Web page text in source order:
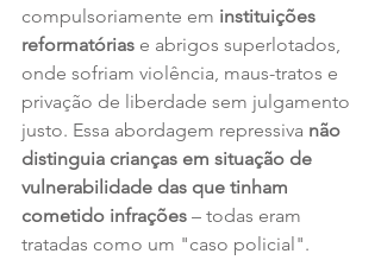
compulsoriamente em instituições
reformatórias e abrigos superlotados,
onde sofriam violência, maus-tratos e
privação de liberdade sem julgamento
justo. Essa abordagem repressiva não
distinguia crianças em situação de
vulnerabilidade das que tinham
cometido infrações – todas eram
tratadas como um "caso policial".